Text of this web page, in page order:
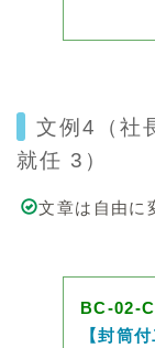
文例4（社
就任 3）
文章は自由に
BC-02-C
【封筒